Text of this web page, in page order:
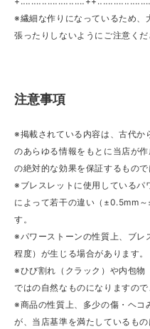
※繊細な作りになっているため、
張ったりしないようにご注意くだ
注意事項
※掲載されている内容は、古代か
のあらゆる情報をもとに当店が
の絶対的な効果を保証するもので
※ブレスレットに使用しているパ
によって若干の違い（±0.5mm
す。
※パワーストーンの性質上、ブ
程度）が生じる場合があります。
※ひび割れ（クラック）や内包物
ではの自然なものになりますので
※商品の性質上、多少の傷・ヘコ
が、当店基準を満たしているも